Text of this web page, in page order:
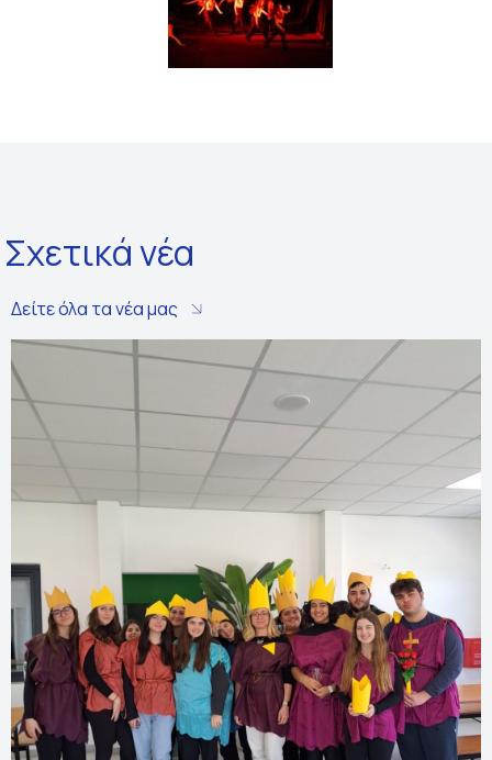
Σχετικά νέα
Δείτε όλα τα νέα μας